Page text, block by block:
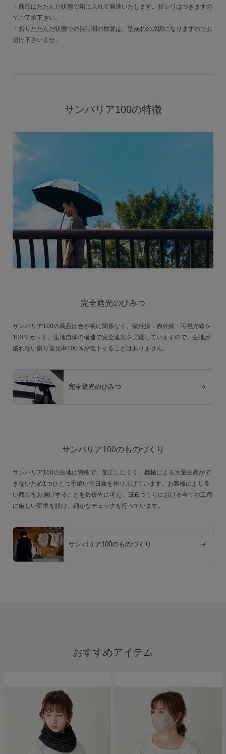
・商品はたたんだ状態で箱に入れて発送いたします。折シワはつきますの
でご了承下さい。
・折りたたんだ状態での長時間の放置は、型崩れの原因になりますのでお
避け下さいませ。
サンバリア100の特徴
完全遮光のひみつ
サンバリア100の商品は色や柄に関係なく、紫外線・赤外線・可視光線を
100％カット。生地自体の構造で完全遮光を実現していますので、生地が
破れない限り遮光率100％が低下することはありません。
完全遮光のひみつ
サンバリア100のものづくり
サンバリア100の生地は特殊で、加工しにくく、機械による大量生産がで
きないため1つひとつ手縫いで日傘を作り上げています。お客様により良
い商品をお届けすることを最優先に考え、日傘づくりにおける全ての工程
に厳しい基準を設け、細かなチェックを行っています。
サンバリア100のものづくり
おすすめアイテム